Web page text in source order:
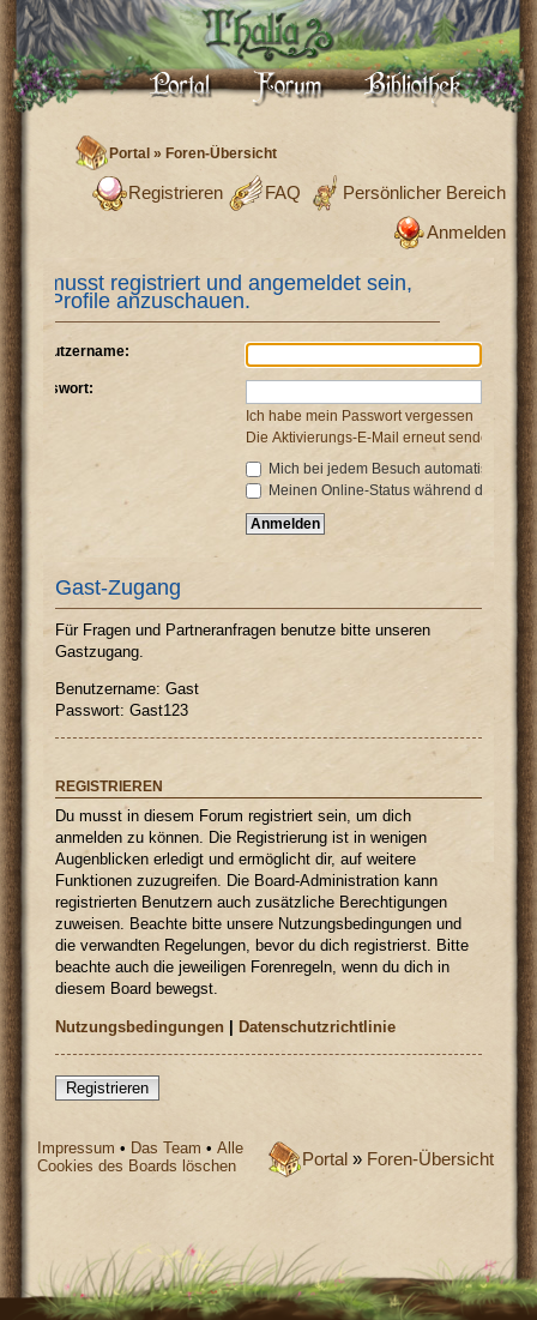
Portal »Foren-Übersicht
Persönlicher Bereich
FAQ
Registrieren
Anmelden
Du musst registriert und angemeldet sein,
um Profile anzuschauen.
Benutzername:
Passwort:
Ich habe mein Passwort vergessen
Die Aktivierungs-E-Mail erneut senden
Mich bei jedem Besuch automatisch
Meinen Online-Status während dieser
Gast-Zugang
Für Fragen und Partneranfragen benutze bitte unseren
Gastzugang.
Benutzername: Gast
Passwort: Gast123
REGISTRIEREN
Du musst in diesem Forum registriert sein, um dich
anmelden zu können. Die Registrierung ist in wenigen
Augenblicken erledigt und ermöglicht dir, auf weitere
Funktionen zuzugreifen. Die Board-Administration kann
registrierten Benutzern auch zusätzliche Berechtigungen
zuweisen. Beachte bitte unsere Nutzungsbedingungen und
die verwandten Regelungen, bevor du dich registrierst. Bitte
beachte auch die jeweiligen Forenregeln, wenn du dich in
diesem Board bewegst.
Nutzungsbedingungen |Datenschutzrichtlinie
Registrieren
Portal » Foren-Übersicht
Impressum • Das Team •Alle
Cookies des Boards löschen